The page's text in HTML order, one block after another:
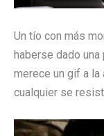
Un tío con más
haberse dado
merece un gif a la
cualquier se